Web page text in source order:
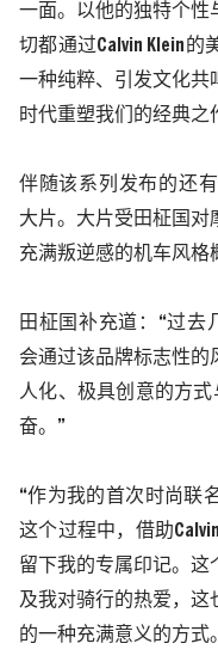
一面。以他的独特个性
切都通过Calvin Klein 的
一种纯粹、引发文化共
时代重塑我们的经典之
伴随该系列发布的还
大片。大片受田柾国对
充满叛逆感的机车风格
田柾国补充道： “过去
会通过该品牌标志性的
人化、极具创意的方式
奋。”
“作为我的首次时尚联
这个过程中，借助
留下我的专属印记。这
及我对骑行的热爱，
的一种充满意义的方式